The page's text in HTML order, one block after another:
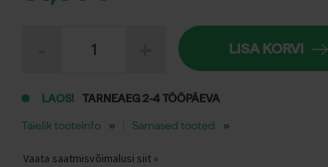
LAOS! TARNEAEG 2-4 TÖÖPÄEVA
põrandakaitse
850
kogus
LISA KORVI
Täielik tooteinfo Sarnased tooted
Vaata saatmisvõimalusi siit »